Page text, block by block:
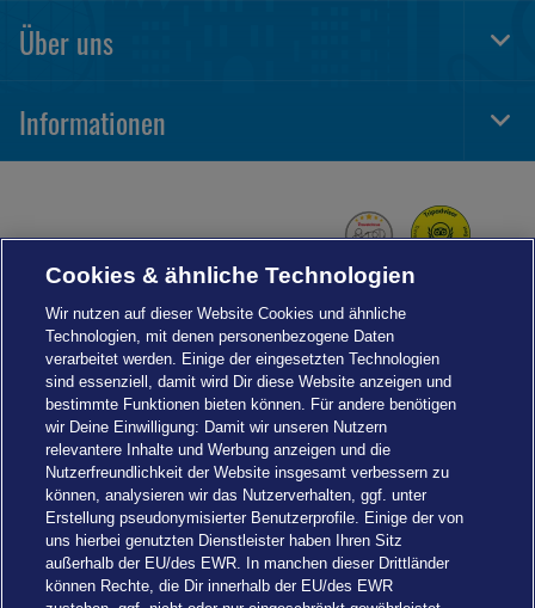
Über uns
Informationen
Cookies & ähnliche Technologien
Wir nutzen auf dieser Website Cookies und ähnliche
Technologien, mit denen personenbezogene Daten
verarbeitet werden. Einige der eingesetzten Technologien
sind essenziell, damit wird Dir diese Website anzeigen und
bestimmte Funktionen bieten können. Für andere benötigen
wir Deine Einwilligung: Damit wir unseren Nutzern
relevantere Inhalte und Werbung anzeigen und die
Nutzerfreundlichkeit der Website insgesamt verbessern zu
können, analysieren wir das Nutzerverhalten, ggf. unter
Erstellung pseudonymisierter Benutzerprofile. Einige der von
uns hierbei genutzten Dienstleister haben Ihren Sitz
außerhalb der EU/des EWR. In manchen dieser Drittländer
können Rechte, die Dir innerhalb der EU/des EWR